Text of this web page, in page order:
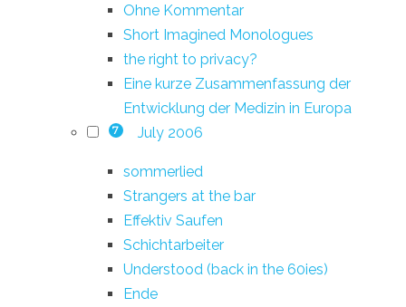
Ohne Kommentar
Short Imagined Monologues
the right to privacy?
Eine kurze Zusammenfassung der
Entwicklung der Medizin in Europa
7 July 2006
sommerlied
Strangers at the bar
Effektiv Saufen
Schichtarbeiter
Understood (back in the 60ies)
Ende